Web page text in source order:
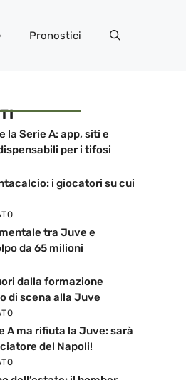
Pronostici
la Serie A: app, siti e
per i tifosi
i giocatori su cui
tra Juve e
da 65 milioni
dalla formazione
di scena alla Juve
A ma rifiuta la Juve: sarà
del Napoli!